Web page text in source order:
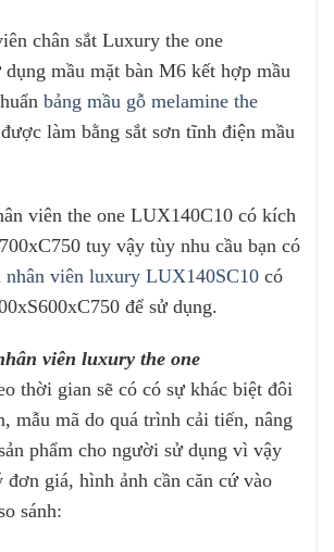
chân sắt Luxury the one
mầu mặt bàn M6 kết hợp mầu
bảng mầu gỗ melamine the
làm bằng sắt sơn tĩnh điện mầu
viên the one LUX140C10 có kích
tuy vậy tùy nhu cầu bạn có
nhân viên luxury LUX140SC10 có
để sử dụng.
viên luxury the one
thời gian sẽ có có sự khác biệt đôi
mẫu mã do quá trình cải tiến, nâng
phẩm cho người sử dụng vì vậy
giá, hình ảnh cần căn cứ vào
sánh: